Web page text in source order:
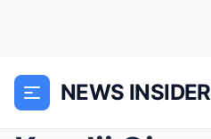
NEWS INSIDER